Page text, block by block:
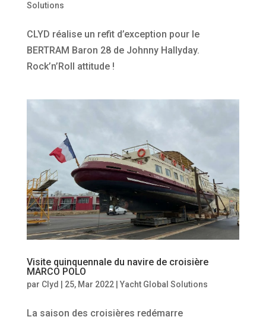
Solutions
CLYD réalise un refit d’exception pour le
BERTRAM Baron 28 de Johnny Hallyday.
Rock’n’Roll attitude !
Visite quinquennale du navire de croisière
MARCO POLO
par Clyd 25, Mar 2022| Yacht Global Solutions
La saison des croisières redémarre